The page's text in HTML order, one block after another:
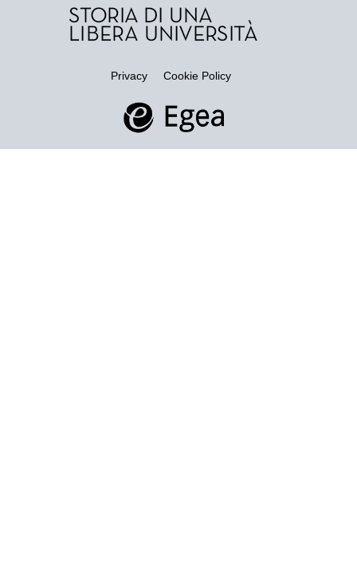
Privacy Cookie Policy